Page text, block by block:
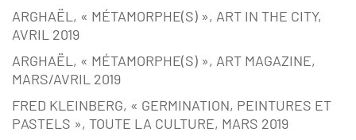
ARGHAËL, « MÉTAMORPHE(S) », ART IN THE CITY,
AVRIL 2019
ARGHAËL, « MÉTAMORPHE(S) », ART MAGAZINE,
MARS/AVRIL 2019
FRED KLEINBERG, « GERMINATION, PEINTURES ET
PASTELS », TOUTE LA CULTURE, MARS 2019